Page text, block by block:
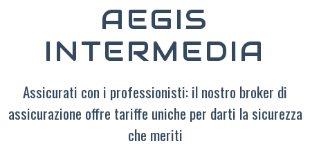
AEGIS
INTERMEDIA
Assicurati con i professionisti: il nostro broker di
assicurazione offre tariffe uniche per darti la sicurezza
che meriti